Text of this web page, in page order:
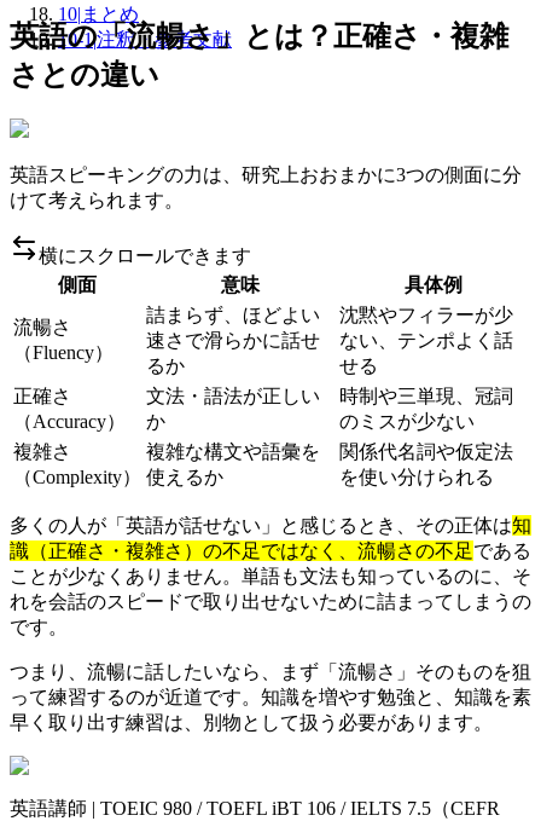
10| まとめ
10-1|注釈・参考文献
英語の「流暢さ」とは？正確さ・複雑
さとの違い
英語スピーキングの力は、研究上おおまかに3つの側面に分
けて考えられます。
横にスクロールできます
側面
意味 具体例
流暢さ
（Fluency）
詰まらず、ほどよい
速さで滑らかに話せ
るか
沈黙やフィラーが少
ない、テンポよく話
せる
正確さ
（Accuracy）
文法・語法が正しい
か
時制や三単現、冠詞
のミスが少ない
複雑さ
（Complexity）
複雑な構文や語彙を
使えるか
関係代名詞や仮定法
を使い分けられる
多くの人が「英語が話せない」と感じるとき、その正体は知
識（正確さ・複雑さ）の不足ではなく、流暢さの不足である
ことが少なくありません。単語も文法も知っているのに、そ
れを会話のスピードで取り出せないために詰まってしまうの
です。
つまり、流暢に話したいなら、まず「流暢さ」そのものを狙
って練習するのが近道です。知識を増やす勉強と、知識を素
早く取り出す練習は、別物として扱う必要があります。
英語講師 | TOEIC 980 / TOEFL iBT 106 / IELTS 7.5（CEFR